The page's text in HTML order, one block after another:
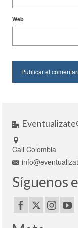
Web
Cali Colombia
Síguenos